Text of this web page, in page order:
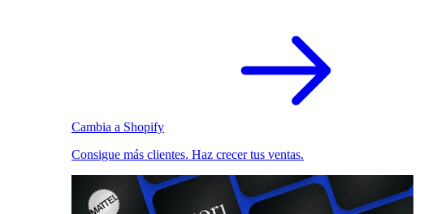
Cambia a Shopify
Consigue más clientes. Haz crecer tus ventas.